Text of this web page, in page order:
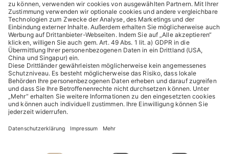
ENTDECKEN
HUGO BOSS Corporate